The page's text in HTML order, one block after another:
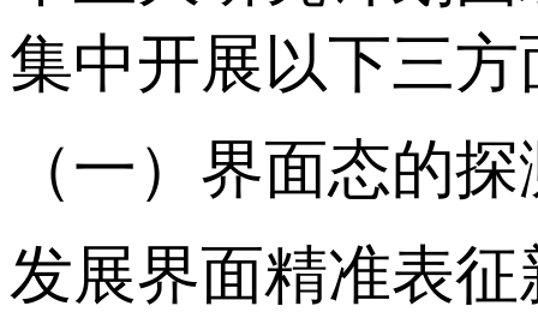
集中开展以下三
（一）界面态的
发展界面精准表